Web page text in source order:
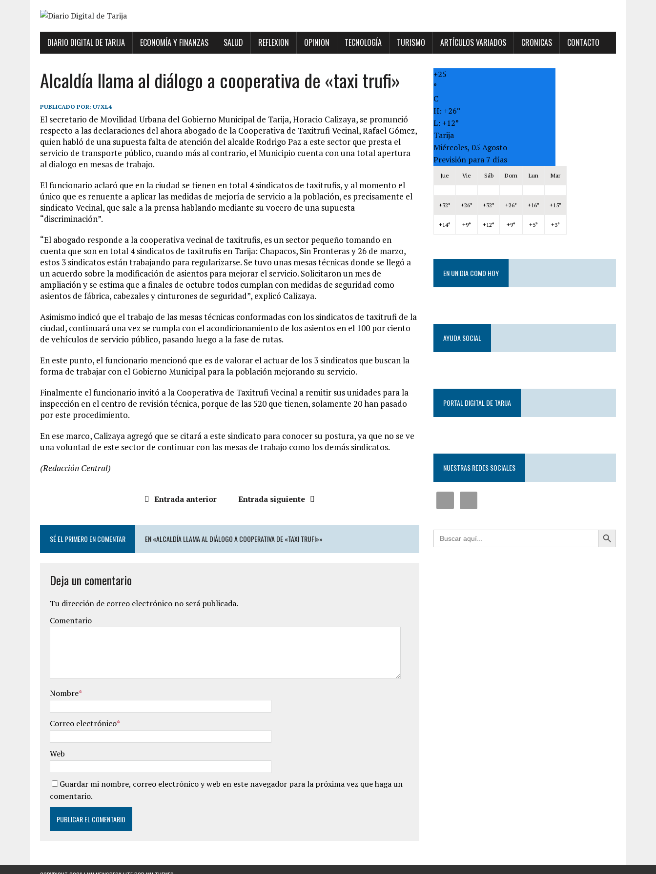
DIARIO DIGITAL DE TARIJA ECONOMÍA Y FINANZAS SALUD REFLEXION OPINION TECNOLOGÍA TURISMO ARTÍCULOS VARIADOS CRONICAS CONTACTO
Alcaldía llama al diálogo a cooperativa de «taxi trufi»
PUBLICADO POR: U7XL4
El secretario de Movilidad Urbana del Gobierno Municipal de Tarija, Horacio Calizaya, se pronunció
respecto a las declaraciones del ahora abogado de la Cooperativa de Taxitrufi Vecinal, Rafael Gómez,
quien habló de una supuesta falta de atención del alcalde Rodrigo Paz a este sector que presta el
servicio de transporte público, cuando más al contrario, el Municipio cuenta con una total apertura
al dialogo en mesas de trabajo.
El funcionario aclaró que en la ciudad se tienen en total 4 sindicatos de taxitrufis, y al momento el
único que es renuente a aplicar las medidas de mejoría de servicio a la población, es precisamente el
sindicato Vecinal, que sale a la prensa hablando mediante su vocero de una supuesta
“discriminación”.
“El abogado responde a la cooperativa vecinal de taxitrufis, es un sector pequeño tomando en
cuenta que son en total 4 sindicatos de taxitrufis en Tarija: Chapacos, Sin Fronteras y 26 de marzo,
estos 3 sindicatos están trabajando para regularizarse. Se tuvo unas mesas técnicas donde se llegó a
un acuerdo sobre la modificación de asientos para mejorar el servicio. Solicitaron un mes de
ampliación y se estima que a finales de octubre todos cumplan con medidas de seguridad como
asientos de fábrica, cabezales y cinturones de seguridad”, explicó Calizaya.
Asimismo indicó que el trabajo de las mesas técnicas conformadas con los sindicatos de taxitrufi de la
ciudad, continuará una vez se cumpla con el acondicionamiento de los asientos en el 100 por ciento
de vehículos de servicio público, pasando luego a la fase de rutas.
En este punto, el funcionario mencionó que es de valorar el actuar de los 3 sindicatos que buscan la
forma de trabajar con el Gobierno Municipal para la población mejorando su servicio.
Finalmente el funcionario invitó a la Cooperativa de Taxitrufi Vecinal a remitir sus unidades para la
inspección en el centro de revisión técnica, porque de las 520 que tienen, solamente 20 han pasado
por este procedimiento.
En ese marco, Calizaya agregó que se citará a este sindicato para conocer su postura, ya que no se ve
una voluntad de este sector de continuar con las mesas de trabajo como los demás sindicatos.
(Redacción Central)
Entrada anterior Entrada siguiente
SÉ EL PRIMERO EN COMENTAR EN «ALCALDÍA LLAMA AL DIÁLOGO A COOPERATIVA DE «TAXI TRUFI»»
Deja un comentario
Tu dirección de correo electrónico no será publicada.
Comentario
Nombre*
Correo electrónico*
Web
Guardar mi nombre, correo electrónico y web en este navegador para la próxima vez que haga un
comentario.
+25
°
C
H: +26°
L: +12°
Tarija
Miércoles, 05 Agosto
Previsión para 7 días
Jue Vie Sáb Dom Lun Mar
+32° +26° +32° +26° +16° +15°
+14° +9° +12° +9° +5° +3°
EN UN DIA COMO HOY
AYUDA SOCIAL
PORTAL DIGITAL DE TARIJA
NUESTRAS REDES SOCIALES
Buscar: Botón de búsqueda